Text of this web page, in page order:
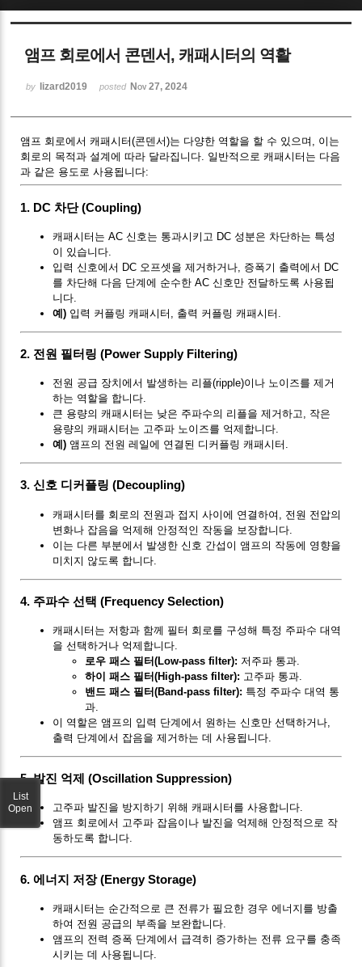
앰프 회로에서 콘덴서, 캐패시터의 역활
by lizard2019 posted Nov 27, 2024
앰프 회로에서 캐패시터(콘덴서)는 다양한 역할을 할 수 있으며, 이는
회로의 목적과 설계에 따라 달라집니다. 일반적으로 캐패시터는 다음
과 같은 용도로 사용됩니다:
1. DC 차단 (Coupling)
캐패시터는 AC 신호는 통과시키고 DC 성분은 차단하는 특성
이 있습니다.
입력 신호에서 DC 오프셋을 제거하거나, 증폭기 출력에서 DC
를 차단해 다음 단계에 순수한 AC 신호만 전달하도록 사용됩
니다.
예) 입력 커플링 캐패시터, 출력 커플링 캐패시터.
2. 전원 필터링 (Power Supply Filtering)
전원 공급 장치에서 발생하는 리플(ripple)이나 노이즈를 제거
하는 역할을 합니다.
큰 용량의 캐패시터는 낮은 주파수의 리플을 제거하고, 작은
용량의 캐패시터는 고주파 노이즈를 억제합니다.
예) 앰프의 전원 레일에 연결된 디커플링 캐패시터.
3.신호 디커플링 (Decoupling)
캐패시터를 회로의 전원과 접지 사이에 연결하여, 전원 전압의
변화나 잡음을 억제해 안정적인 작동을 보장합니다.
이는 다른 부분에서 발생한 신호 간섭이 앰프의 작동에 영향을
미치지 않도록 합니다.
4. 주파수 선택 (Frequency Selection)
캐패시터는 저항과 함께 필터 회로를 구성해 특정 주파수 대역
을 선택하거나 억제합니다.
로우 패스 필터(Low-pass filter): 저주파 통과.
하이 패스 필터(High-pass filter): 고주파 통과.
밴드 패스 필터(Band-pass filter): 특정 주파수 대역 통
과.
이 역할은 앰프의 입력 단계에서 원하는 신호만 선택하거나,
출력 단계에서 잡음을 제거하는 데 사용됩니다.
5.발진 억제 (Oscillation Suppression)
고주파 발진을 방지하기 위해 캐패시터를 사용합니다.
앰프 회로에서 고주파 잡음이나 발진을 억제해 안정적으로 작
동하도록 합니다.
6.에너지 저장 (Energy Storage)
캐패시터는 순간적으로 큰 전류가 필요한 경우 에너지를 방출
하여 전원 공급의 부족을 보완합니다.
앰프의 전력 증폭 단계에서 급격히 증가하는 전류 요구를 충족
시키는 데 사용됩니다.
List
Open
Sketchbook5, 스케치북5
Sketchbook5, 스케치북5